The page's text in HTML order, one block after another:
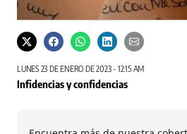
LUNES 23 DE ENERO DE 2023 - 12:15 AM
Infidencias y confidencias